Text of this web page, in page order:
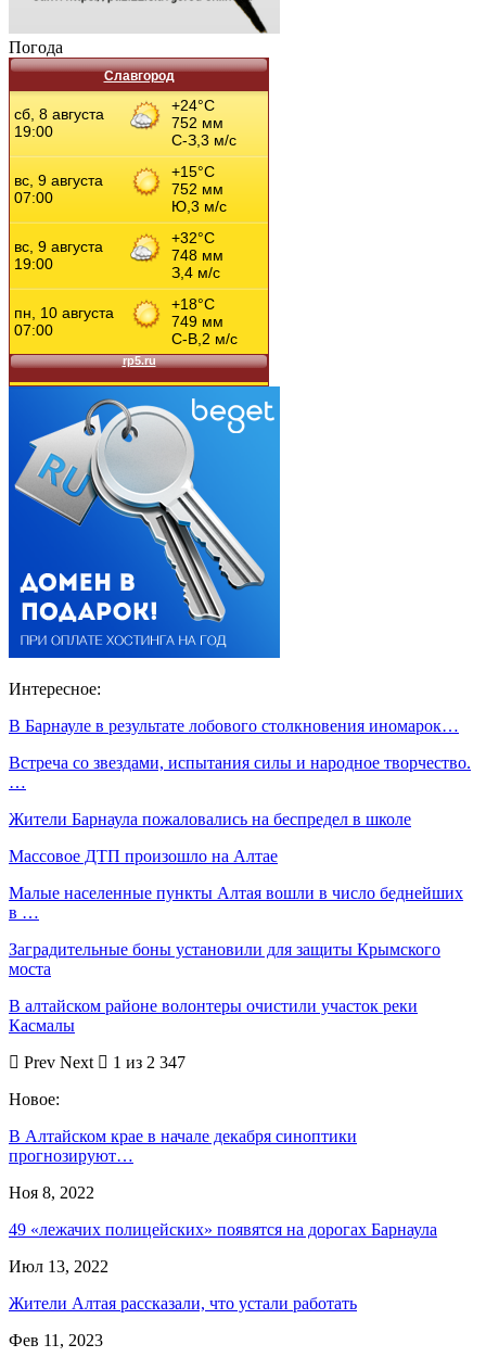
Погода
Славгород
Интересное:
В Барнауле в результате лобового столкновения иномарок…
Встреча со звездами, испытания силы и народное творчество.
…
Жители Барнаула пожаловались на беспредел в школе
Массовое ДТП произошло на Алтае
Малые населенные пункты Алтая вошли в число беднейших
в …
Заградительные боны установили для защиты Крымского
моста
В алтайском районе волонтеры очистили участок реки
Касмалы
Prev Next
1 из 2 347
Новое:
В Алтайском крае в начале декабря синоптики
прогнозируют…
Ноя 8, 2022
49 «лежачих полицейских» появятся на дорогах Барнаула
Июл 13, 2022
Жители Алтая рассказали, что устали работать
Фев 11, 2023